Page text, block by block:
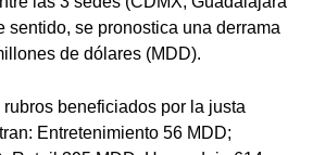
sentido, se pronostica una derrama
de dólares (MDD).
beneficiados por la justa
Entretenimiento 56 MDD;